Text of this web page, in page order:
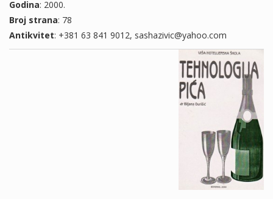
Godina: 2000.
Broj strana: 78
Antikvitet: +381 63 841 9012, sashazivic@yahoo.com